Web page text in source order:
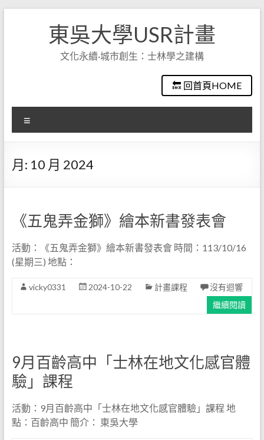
東吳大學USR計畫
文化永續·城市創生：士林學之建構
🔙 回首頁HOME
單
月: 10 月 2024
《五鬼弄金獅》繪本新書發表會
活動：《五鬼弄金獅》繪本新書發表會 時間：113/10/16
(星期三) 地點：
vicky0331 2024-10-22 計畫課程
沒有迴響
繼續閱讀
9月百齡高中「士林在地文化感官體
驗」課程
活動：9月百齡高中「士林在地文化感官體驗」課程 地
點：百齡高中 簡介： 東吳大學